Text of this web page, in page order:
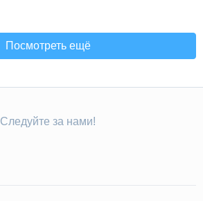
Посмотреть ещё
Следуйте за нами!